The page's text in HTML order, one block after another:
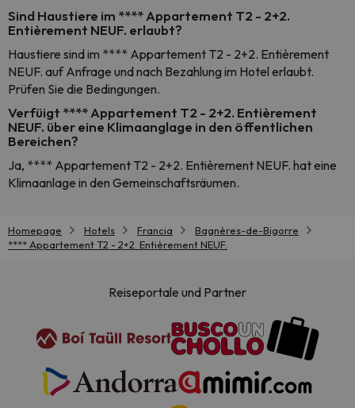
Sind Haustiere im **** Appartement T2 - 2+2.
Entièrement NEUF. erlaubt?
Haustiere sind im **** Appartement T2 - 2+2. Entièrement
NEUF. auf Anfrage und nach Bezahlung im Hotel erlaubt.
Prüfen Sie die Bedingungen.
Verfüigt **** Appartement T2 - 2+2. Entièrement
NEUF. über eine Klimaanglage in den öffentlichen
Bereichen?
Ja, **** Appartement T2 - 2+2. Entièrement NEUF. hat eine
Klimaanlage in den Gemeinschaftsräumen.
Homepage Hotels Francia
Bagnères-de-Bigorre
**** Appartement T2 - 2+2. Entièrement NEUF.
Reiseportale und Partner